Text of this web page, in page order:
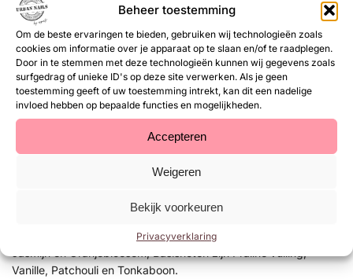
Beheer toestemming
Om de beste ervaringen te bieden, gebruiken wij technologieën zoals
cookies om informatie over je apparaat op te slaan en/of te raadplegen.
Door in te stemmen met deze technologieën kunnen wij gegevens zoals
surfgedrag of unieke ID's op deze site verwerken. Als je geen
toestemming geeft of uw toestemming intrekt, kan dit een nadelige
invloed hebben op bepaalde functies en mogelijkheden.
Accepteren
Weigeren
Bekijk voorkeuren
Privacyverklaring
een extra bron van inkomsten.
Op het moment zijn er 2 displays met beide 6 verschillende
geuren, hieronder de Nummers per display en de bijbehorende
geurnoten:
F02 Topnoot is Italiaanse citroen; hartnoot is Turkse roos;
Basisnoten zijn Vanille, Witte Musk en Ceder.
F04 Topnoten zijn Sinaasappel, Mandarijn, Bergamot en
Ylang-Ylang; Basisnoten zijn Patchouli, Witte Musk, Vanille,
Vetiver, Tonkaboon en Opoponax (Gompastinaak).
F07 Topnoten zijn Zwarte bes en Peer; hartnoten zijn Iris,
Vanille, Patchouli en Tonkaboon.